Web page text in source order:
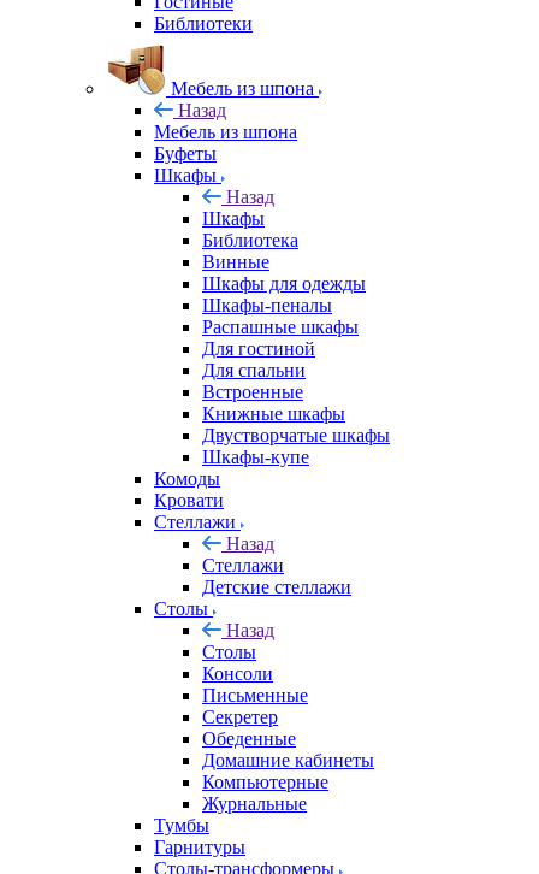
Библиотеки
Мебель из шпона
Назад
Мебель из шпона
Буфеты
Шкафы
Назад
Шкафы
Библиотека
Винные
Шкафы для одежды
Шкафы-пеналы
Распашные шкафы
Для гостиной
Для спальни
Встроенные
Книжные шкафы
Двустворчатые шкафы
Шкафы-купе
Комоды
Кровати
Стеллажи
Назад
Стеллажи
Детские стеллажи
Столы
Назад
Столы
Консоли
Письменные
Секретер
Обеденные
Домашние кабинеты
Компьютерные
Журнальные
Тумбы
Гарнитуры
Столы-трансформеры